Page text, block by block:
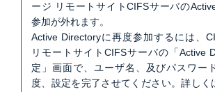
ージ リモートサイトCIFSサーバの
参加が外れます。
Active Directoryに再度参加するには、
リモートサイトCIFSサーバの「Active
定」画面で、ユーザ名、及びパスワー
度、設定を完了させてください。詳しく